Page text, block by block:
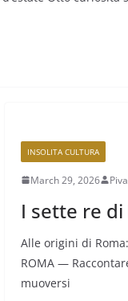
INSOLITA CULTURA
March 29, 2026 Piva
I sette re di
Alle origini di
ROMA —
muoversi